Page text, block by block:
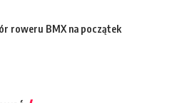
roweru BMX na początek